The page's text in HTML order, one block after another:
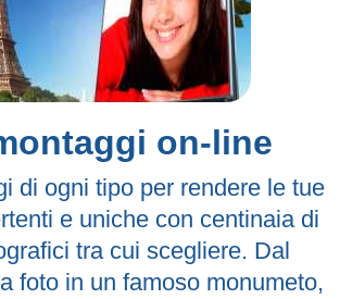
on-line
di ogni tipo per rendere le tue
e uniche con centinaia di
tra cui scegliere. Dal
foto in un famoso monumeto,